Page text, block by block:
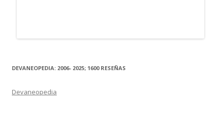
DEVANEOPEDIA: 2006- 2025; 1600 RESEÑAS
Devaneopedia